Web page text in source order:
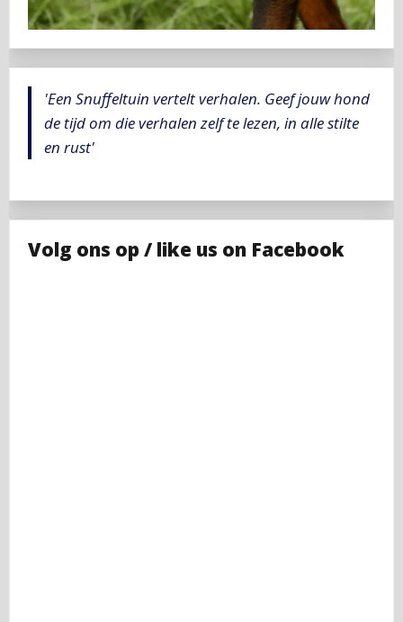
'Een Snuffeltuin vertelt verhalen. Geef jouw hond
de tijd om die verhalen zelf te lezen, in alle stilte
en rust'
Volg ons op / like us on Facebook